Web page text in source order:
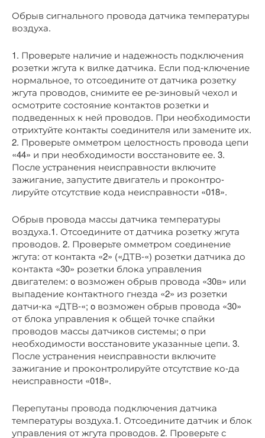
Обрыв сигнального провода датчика температуры
воздуха.
1. Проверьте наличие и надежность подключения
розетки жгута к вилке датчика. Если под-ключение
нормальное, то отсоедините от датчика розетку
жгута проводов, снимите ее ре-зиновый чехол и
осмотрите состояние контактов розетки и
подведенных к ней проводов. При необходимости
отрихтуйте контакты соединителя или замените их.
2. Проверьте омметром целостность провода цепи
«44» и при необходимости восстановите ее. 3.
После устранения неисправности включите
зажигание, запустите двигатель и проконтро-
лируйте отсутствие кода неисправности «018».
Обрыв провода массы датчика температуры
воздуха.1. Отсоедините от датчика розетку жгута
проводов. 2. Проверьте омметром соединение
жгута: от контакта «2» («ДТВ-«) розетки датчика до
контакта «30» розетки блока управления
двигателем: o возможен обрыв провода «30в» или
выпадение контактного гнезда «2» из розетки
датчи-ка «ДТВ-«; o возможен обрыв провода «30»
от блока управления к общей точке спайки
проводов массы датчиков системы; o при
необходимости восстановите указанные цепи. 3.
После устранения неисправности включите
зажигание и проконтролируйте отсутствие ко-да
неисправности «018».
Перепутаны провода подключения датчика
температуры воздуха.1. Отсоедините датчик и блок
управления от жгута проводов. 2. Проверьте с